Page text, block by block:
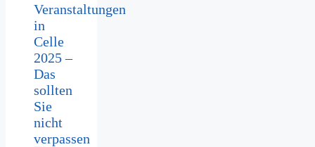
Veranstaltungen
in
Celle
2025 –
Das
sollten
Sie
nicht
verpassen